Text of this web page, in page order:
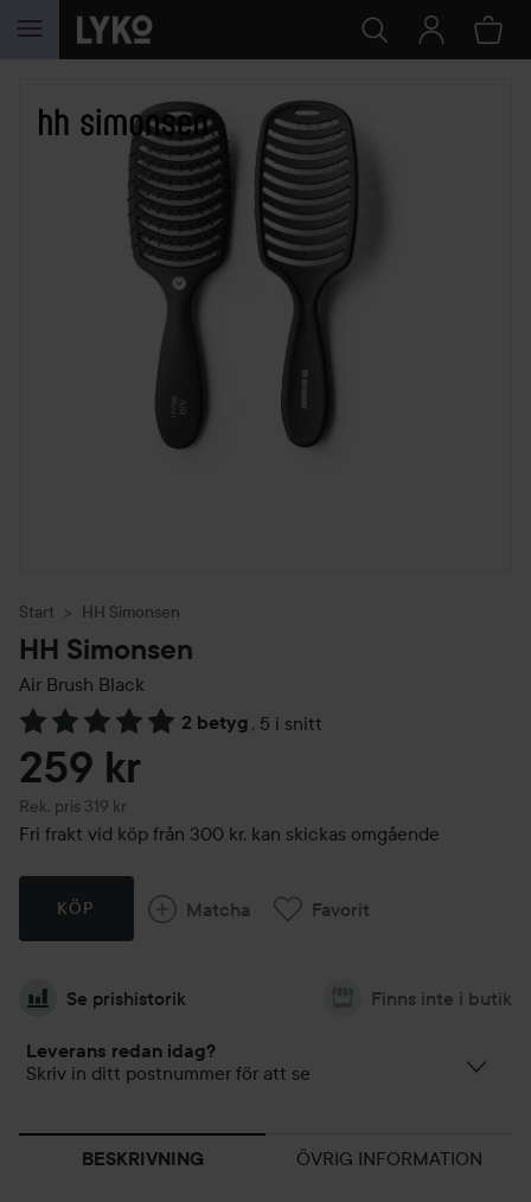
HOPPA TILL INNEHÅLLET
Start HH Simonsen
HH Simonsen
Air Brush Black
2 betyg , 5 i snitt
Hoppa till Betyg & kommentarer
259 kr
Rek. pris 319 kr
Rekommenderat pris 319 kr
Fri frakt vid köp från 300 kr, kan skickas omgående
KÖP Matcha Favorit
Se prishistorik Finns inte i butik
Leverans redan idag?
Skriv in ditt postnummer för att se
BESKRIVNING ÖVRIG INFORMATION